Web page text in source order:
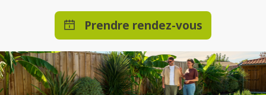
Prendre rendez-vous